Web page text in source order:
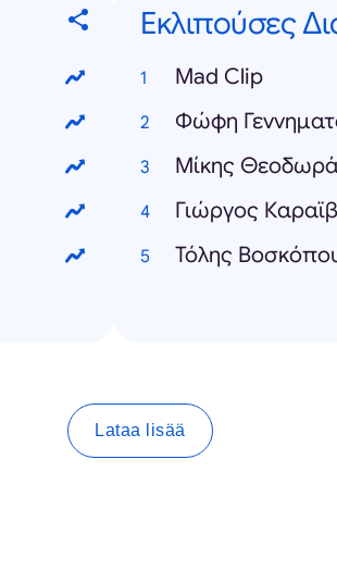
Εκλιπούσες
Mad Clip
Φώφη
Μίκης
Γιώργος
Τόλης
Lataa lisää